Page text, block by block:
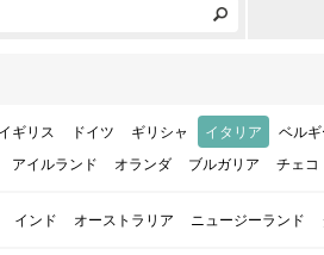
イギリス ドイツ ギリシャ イタリア
ベル
アイルランド オランダ ブルガリア チェコ
インド オーストラリア ニュージーランド